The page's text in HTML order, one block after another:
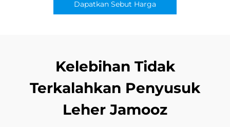
Dapatkan Sebut Harga
Kelebihan Tidak
Terkalahkan Penyusuk
Leher Jamooz